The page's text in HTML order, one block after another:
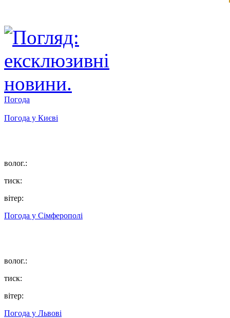
Погода
Погода у Києві
волог.:
тиск:
вітер:
Погода у Сімферополі
волог.:
тиск:
вітер:
Погода у Львові